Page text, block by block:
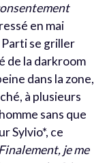
en mai
se griller
de la darkroom
dans la zone,
à plusieurs
sans que
Sylvio*, ce
je me